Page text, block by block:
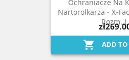
Ochraniacze Na
Nartorolkarza - X-
Rozm. L
 ADD TO